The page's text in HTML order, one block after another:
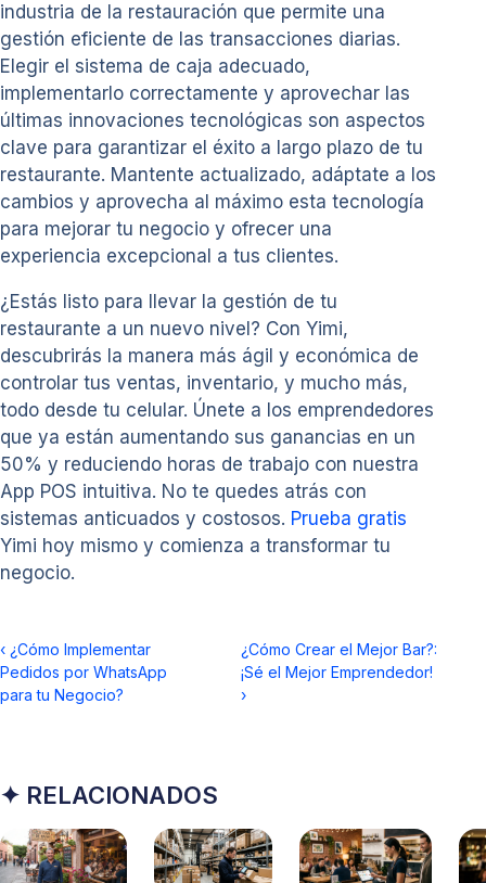
industria de la restauración que permite una
gestión eficiente de las transacciones diarias.
Elegir el sistema de caja adecuado,
implementarlo correctamente y aprovechar las
últimas innovaciones tecnológicas son aspectos
clave para garantizar el éxito a largo plazo de tu
restaurante. Mantente actualizado, adáptate a los
cambios y aprovecha al máximo esta tecnología
para mejorar tu negocio y ofrecer una
experiencia excepcional a tus clientes.
¿Estás listo para llevar la gestión de tu
restaurante a un nuevo nivel? Con Yimi,
descubrirás la manera más ágil y económica de
controlar tus ventas, inventario, y mucho más,
todo desde tu celular. Únete a los emprendedores
que ya están aumentando sus ganancias en un
50% y reduciendo horas de trabajo con nuestra
App POS intuitiva. No te quedes atrás con
sistemas anticuados y costosos. Prueba gratis
Yimi hoy mismo y comienza a transformar tu
negocio.
‹ ¿Cómo Implementar
Pedidos por WhatsApp
para tu Negocio?
¿Cómo Crear el Mejor Bar?:
¡Sé el Mejor Emprendedor!
›
✦ RELACIONADOS